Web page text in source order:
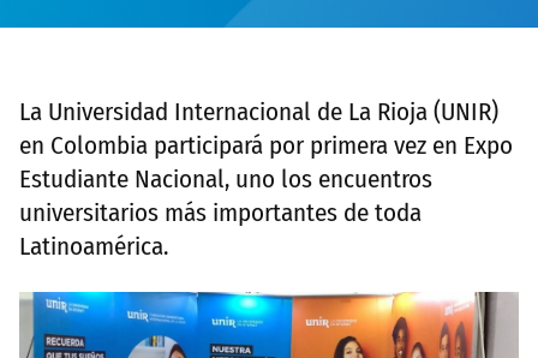
La Universidad Internacional de La Rioja (UNIR)
en Colombia participará por primera vez en Expo
Estudiante Nacional, uno los encuentros
universitarios más importantes de toda
Latinoamérica.